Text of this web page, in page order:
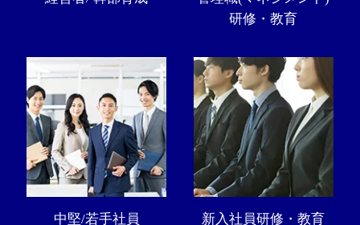
研修・教育
中堅/若手社員 新入社員研修・教育